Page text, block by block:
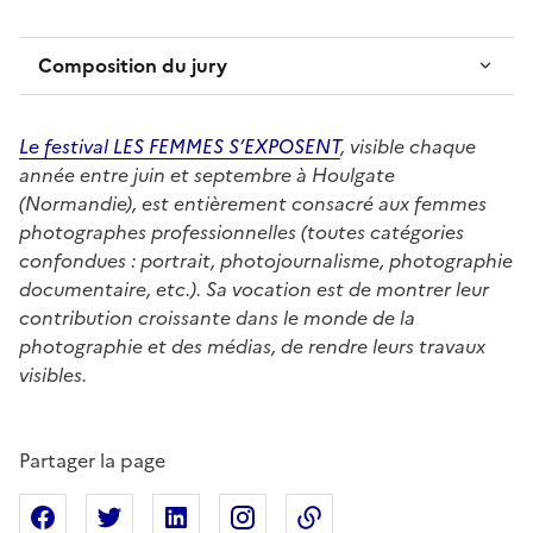
Composition du jury
Le festival LES FEMMES S’EXPOSENT, visible chaque
année entre juin et septembre à Houlgate
(Normandie), est entièrement consacré aux femmes
photographes professionnelles (toutes catégories
confondues : portrait, photojournalisme, photographie
documentaire, etc.). Sa vocation est de montrer leur
contribution croissante dans le monde de la
photographie et des médias, de rendre leurs travaux
visibles.
Partager la page
Partager sur Facebook
Partager sur XPartager sur Linkedin
Partager sur Instagram